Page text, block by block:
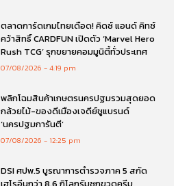
ตลาดการ์ดเกมไทยเดือด! คิดซ์ แอนด์ คิทซ์
คว้าสิทธิ์ CARDFUN เปิดตัว ‘Marvel Hero
Rush TCG’ รุกขยายคอมมูนิตี้ทั่วประเทศ
07/08/2026 4:19 pm
พลิกโฉมสินค้าเกษตรนครปฐมรวมสุดยอด
กล้วยไม้-ของดีเมืองเจดีย์ชูแบรนด์
‘นครปฐมการันตี’
07/08/2026 12:25 pm
DSI ศปพ.5 บูรณาการตำรวจภาค 5 สกัด